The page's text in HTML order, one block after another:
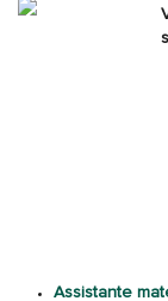
Assistante